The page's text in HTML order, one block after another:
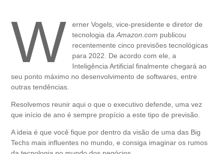
W
erner Vogels, vice-presidente e diretor de
tecnologia daAmazon.com publicou
recentemente cinco previsões tecnológicas
para 2022. De acordo com ele, a
Inteligência Artificial finalmente chegará ao
seu ponto máximo no desenvolvimento de softwares, entre
outras tendências.
Resolvemos reunir aqui o que o executivo defende, uma vez
que início de ano é sempre propício a este tipo de previsão.
A ideia é que você fique por dentro da visão de uma das Big
Techs mais influentes no mundo, e consiga imaginar os rumos